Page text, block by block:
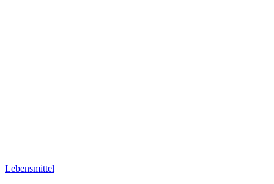
Lebensmittel